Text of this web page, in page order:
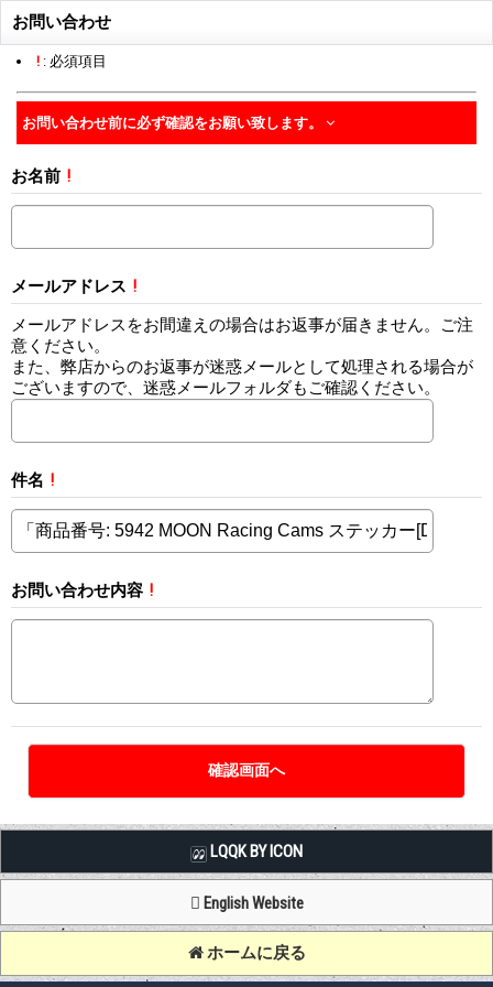
お問い合わせ
! : 必須項目
お問い合わせ前に必ず確認をお願い致します。
お名前 !
メールアドレス !
メールアドレスをお間違えの場合はお返事が届きません。ご注
意ください。
また、弊店からのお返事が迷惑メールとして処理される場合が
ございますので、迷惑メールフォルダもご確認ください。
件名 !
お問い合わせ内容 !
LQQK BY ICON
English Website
ホームに戻る